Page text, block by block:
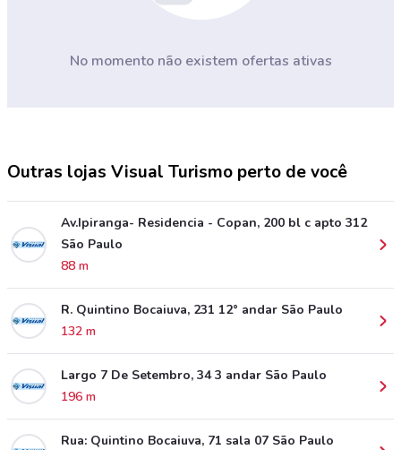
No momento não existem ofertas ativas
Outras lojas Visual Turismo perto de você
Av.Ipiranga- Residencia - Copan, 200 bl c apto 312
São Paulo
88 m
R. Quintino Bocaiuva, 231 12° andar São Paulo
132 m
Largo 7 De Setembro, 34 3 andar São Paulo
196 m
Rua: Quintino Bocaiuva, 71 sala 07 São Paulo